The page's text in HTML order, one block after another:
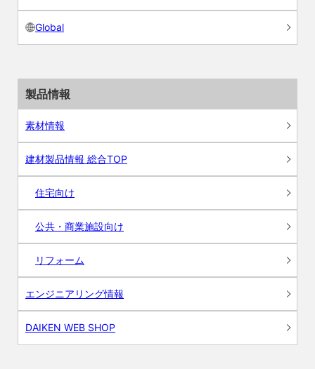
Global
製品情報
素材情報
建材製品情報 総合TOP
住宅向け
公共・商業施設向け
リフォーム
エンジニアリング情報
DAIKEN WEB SHOP